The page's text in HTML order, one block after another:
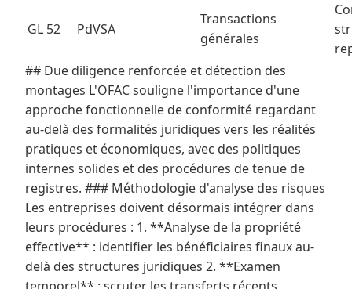
GL 52 PdVSA
Transactions
générales
## Due diligence renforcée et détection des
montages L'OFAC souligne l'importance d'une
approche fonctionnelle de conformité regardant
au-delà des formalités juridiques vers les réalités
pratiques et économiques, avec des politiques
internes solides et des procédures de tenue de
registres. ### Méthodologie d'analyse des risques
Les entreprises doivent désormais intégrer dans
leurs procédures : 1. **Analyse de la propriété
effective** : identifier les bénéficiaires finaux au-
delà des structures juridiques 2. **Examen